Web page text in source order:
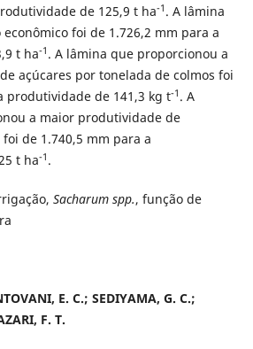
de 125,9 t ha-1 . A lâmina
foi de 1.726,2 mm para a
t ha-1 . A lâmina que proporcionou a
açúcares por tonelada de colmos foi
produtividade de 141,3 kg t-1 . A
a maior produtividade de
de 1.740,5 mm para a
t ha-1 .
Sacharum spp., função de
E. C.; SEDIYAMA, G. C.;
F. T.